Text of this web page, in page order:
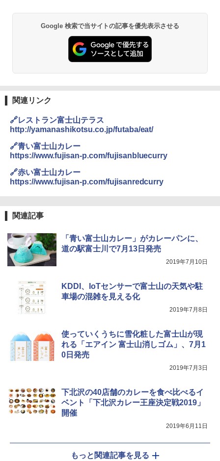
GRANDOOR ステンレス保冷剤 2個セット 2
コンパクト 保冷力長持ち
付き ヒグマ・イノシシ対策 自治体・教育機
関の購入実績 登山・キャンプ・アウトドア・
送
￥6,459
ポインターライト 強力 小型 緑色/赤色/青紫色
可能 安全ロック付き 高安全性 金属製耐久 コ
ンパクト多機能設計 持ち運び便利 アウトド
ア/オフィス/教育現場/展示会用 緑
Google 検索で当サイトの記事を優先表示させる
関連リンク
🔗レストラン富士山テラス
http://yamanashikotsu.co.jp/futaba/eat/
🔗青い富士山カレー
https://www.fujisan-p.com/fujisanbluecurry
🔗赤い富士山カレー
https://www.fujisan-p.com/fujisanredcurry
関連記事
「青い富士山カレー」がカレーパンに、
道の駅富士川で7月13日発売
2019年7月10日
KDDI、IoTセンサーで富士山の天気や駐
車場の混雑を見える化
2019年7月8日
使っていくうちに雪化粧した富士山が現
れる「エアイン 富士山消しゴム」、7月1
0日発売
2019年7月3日
下北沢の40店舗のカレーを食べ比べるイ
ベント「下北沢カレー王座決定戦2019」
開催
2019年6月11日
もっと関連記事を見る